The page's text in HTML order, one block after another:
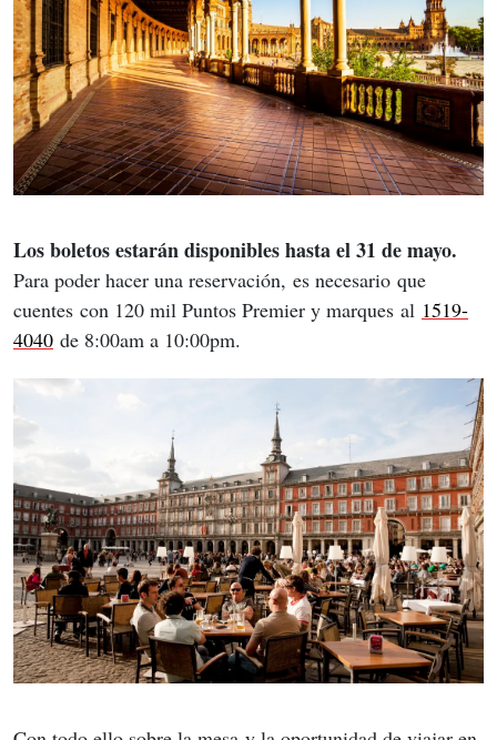
Los boletos estarán disponibles hasta el 31 de mayo.
Para poder hacer una reservación, es necesario que
cuentes con 120 mil Puntos Premier y marques al 1519-
4040 de 8:00am a 10:00pm.